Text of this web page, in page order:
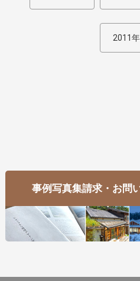
2011
事例写真集請求・お問